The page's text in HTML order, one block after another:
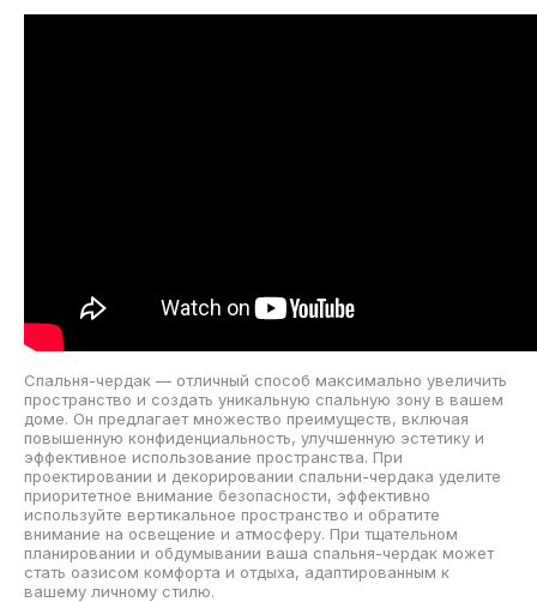
Спальня-чердак — отличный способ максимально увеличить
пространство и создать уникальную спальную зону в вашем
доме. Он предлагает множество преимуществ, включая
повышенную конфиденциальность, улучшенную эстетику и
эффективное использование пространства. При
проектировании и декорировании спальни-чердака уделите
приоритетное внимание безопасности, эффективно
используйте вертикальное пространство и обратите
внимание на освещение и атмосферу. При тщательном
планировании и обдумывании ваша спальня-чердак может
стать оазисом комфорта и отдыха, адаптированным к
вашему личному стилю.